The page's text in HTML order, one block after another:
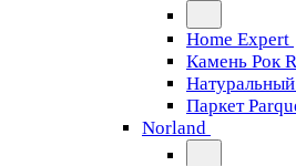
Home Expert
Камень Рок
Паркет
Norland